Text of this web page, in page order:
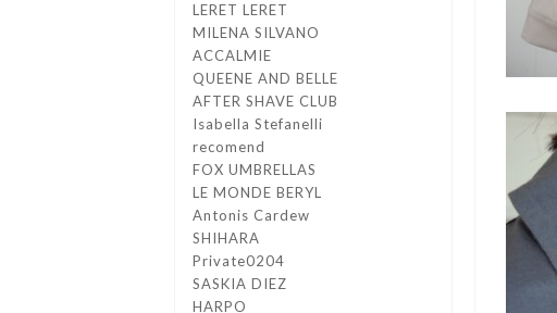
LERET LERET
MILENA SILVANO
ACCALMIE
QUEENE AND BELLE
AFTER SHAVE CLUB
Isabella Stefanelli
recomend
FOX UMBRELLAS
LE MONDE BERYL
Antonis Cardew
SHIHARA
Private0204
SASKIA DIEZ
HARPO